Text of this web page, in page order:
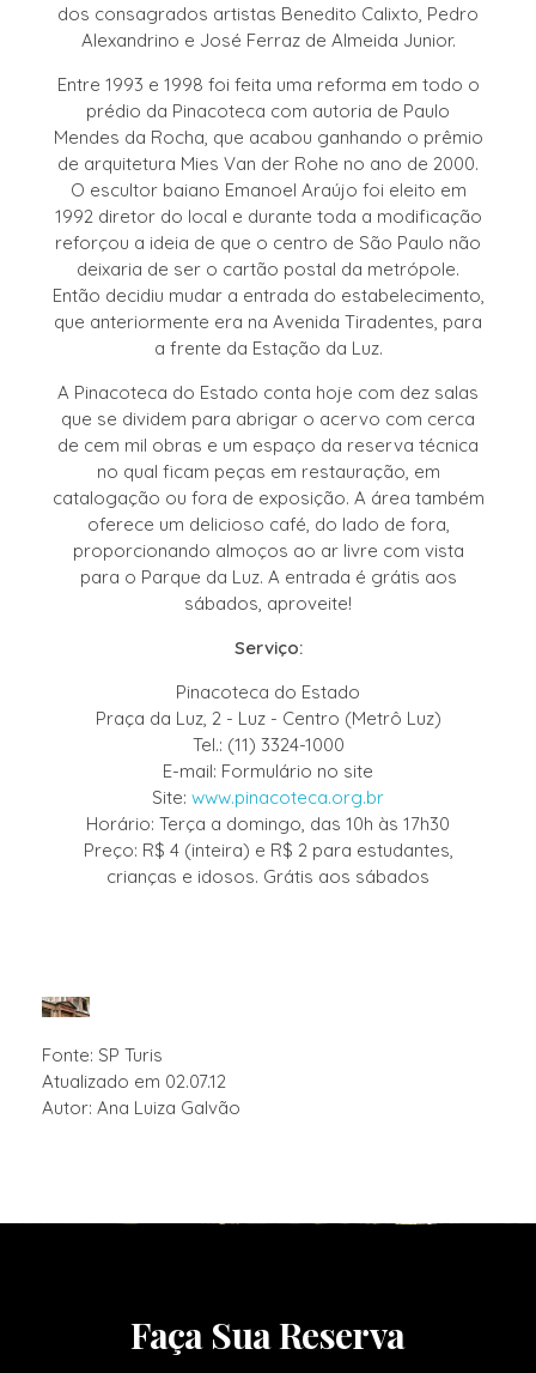
dos consagrados artistas Benedito Calixto, Pedro
Alexandrino e José Ferraz de Almeida Junior.
Entre 1993 e 1998 foi feita uma reforma em todo o
prédio da Pinacoteca com autoria de Paulo
Mendes da Rocha, que acabou ganhando o prêmio
de arquitetura Mies Van der Rohe no ano de 2000.
O escultor baiano Emanoel Araújo foi eleito em
1992 diretor do local e durante toda a modificação
reforçou a ideia de que o centro de São Paulo não
deixaria de ser o cartão postal da metrópole.
Então decidiu mudar a entrada do estabelecimento,
que anteriormente era na Avenida Tiradentes, para
a frente da Estação da Luz.
A Pinacoteca do Estado conta hoje com dez salas
que se dividem para abrigar o acervo com cerca
de cem mil obras e um espaço da reserva técnica
no qual ficam peças em restauração, em
catalogação ou fora de exposição. A área também
oferece um delicioso café, do lado de fora,
proporcionando almoços ao ar livre com vista
para o Parque da Luz. A entrada é grátis aos
sábados, aproveite!
Serviço:
Pinacoteca do Estado
Praça da Luz, 2 - Luz - Centro (Metrô Luz)
Tel.: (11) 3324-1000
E-mail: Formulário no site
Site: www.pinacoteca.org.br
Horário: Terça a domingo, das 10h às 17h30
Preço: R$ 4 (inteira) e R$ 2 para estudantes,
crianças e idosos. Grátis aos sábados
Fonte: SP Turis
Atualizado em 02.07.12
Autor: Ana Luiza Galvão
Faça Sua Reserva